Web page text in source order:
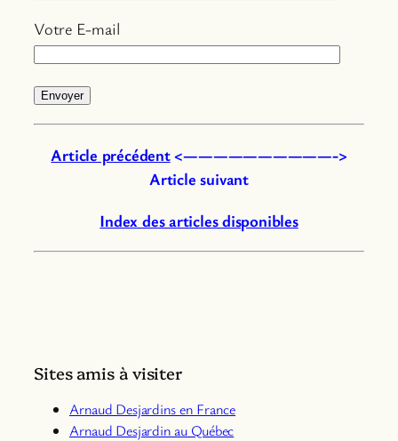
Votre E-mail
Article précédent<——————————->
Article suivant
Index des articles disponibles
Sites amis à visiter
Arnaud Desjardins en France
Arnaud Desjardin au Québec